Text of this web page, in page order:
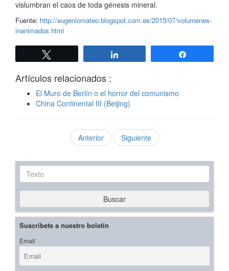
vislumbran el caos de toda génesis mineral.
Fuente: http://eugeniomateo.blogspot.com.es/2015/07/volumenes-
inanimados.html
Artículos relacionados :
El Muro de Berlín o el horror del comunismo
China Continental III (Beijing)
Anterior Siguiente
Texto
Buscar
Suscríbete a nuestro boletín
Email